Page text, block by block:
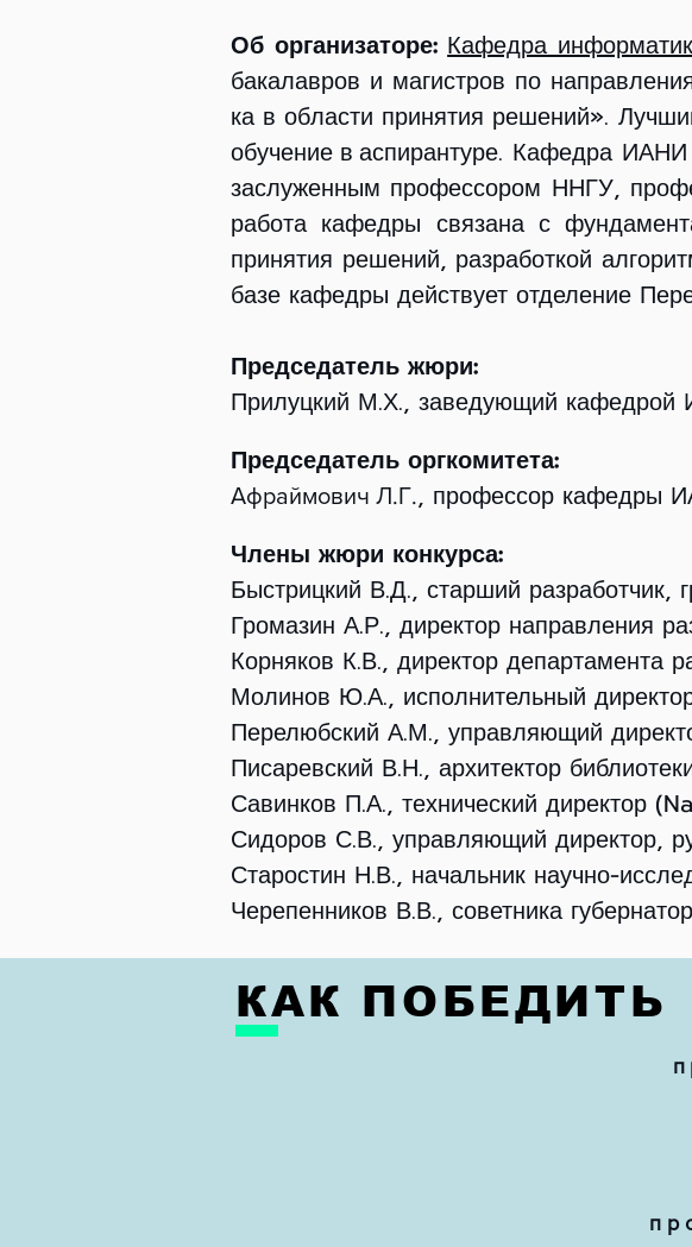
Об организаторе: Ка­фед­ра
ба­ка­лав­ров и ма­ги­стров по
ка в об­ла­сти при­ня­тия ре­ше­ний».
обу­че­ние в ас­пи­ран­ту­ре. Кафедра ИАНИ
за­слу­жен­ным про­фес­со­ром ННГУ,
работа кафедры свя­за­на с
принятия решений, раз­ра­бот­кой
базе кафедры действует отделение
Председатель жюри:
Прилуцкий М.Х., заведующий
Председатель оргкомитета:
Афраймович Л.Г., профессор кафедры
Члены жюри конкурса:
Быстрицкий В.Д., старший разработчик,
Громазин А.Р., директор направления
Корняков К.В., директор департамента
Молинов Ю.А., исполнительный
Перелюбский А.М., управляющий
Писаревский В.Н., архитектор
Савинков П.А., технический директор
Сидоров С.В., управляющий директор,
Старостин Н.В., начальник научно-
Черепенников В.В., советника
КАК ПОБЕДИТЬ